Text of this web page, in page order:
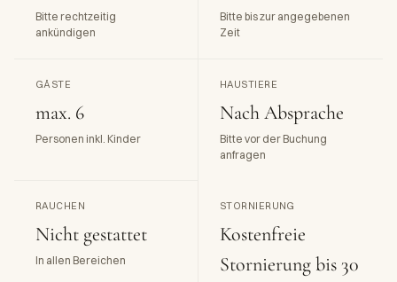
Bitte rechtzeitig
ankündigen
Bitte bis zur angegebenen
Zeit
GÄSTE
max. 6
Personen inkl. Kinder
HAUSTIERE
Nach Absprache
Bitte vor der Buchung
anfragen
RAUCHEN
Nicht gestattet
In allen Bereichen
STORNIERUNG
Kostenfreie
Stornierung bis 30